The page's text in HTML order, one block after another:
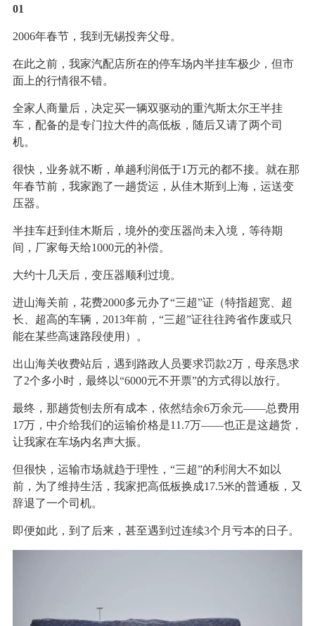
01
2006年春节，我到无锡投奔父母。
在此之前，我家汽配店所在的停车场内半挂车极少，但市
面上的行情很不错。
全家人商量后，决定买一辆双驱动的重汽斯太尔王半挂
车，配备的是专门拉大件的高低板，随后又请了两个司
机。
很快，业务就不断，单趟利润低于1万元的都不接。就在那
年春节前，我家跑了一趟货运，从佳木斯到上海，运送变
压器。
半挂车赶到佳木斯后，境外的变压器尚未入境，等待期
间，厂家每天给1000元的补偿。
大约十几天后，变压器顺利过境。
进山海关前，花费2000多元办了“三超”证（特指超宽、超
长、超高的车辆，2013年前，“三超”证往往跨省作废或只
能在某些高速路段使用）。
出山海关收费站后，遇到路政人员要求罚款2万，母亲恳求
了2个多小时，最终以“6000元不开票”的方式得以放行。
最终，那趟货刨去所有成本，依然结余6万余元——总费用
17万，中介给我们的运输价格是11.7万——也正是这趟货，
让我家在车场内名声大振。
但很快，运输市场就趋于理性，“三超”的利润大不如以
前，为了维持生活，我家把高低板换成17.5米的普通板，又
辞退了一个司机。
即便如此，到了后来，甚至遇到过连续3个月亏本的日子。